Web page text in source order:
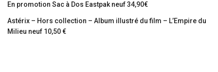
En promotion Sac à Dos Eastpak neuf 34,90€
Astérix – Hors collection – Album illustré du film – L’Empire du
Milieu neuf 10,50 €